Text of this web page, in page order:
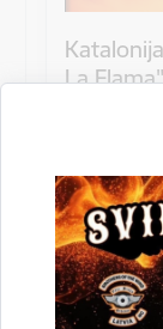
La Flama"
Koncerts
12.
Laiks